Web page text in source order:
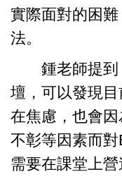
實際面對的困
法。
鍾老師提到
壇，可以發現
在焦慮，也會
不彰等因素而
需要在課堂上